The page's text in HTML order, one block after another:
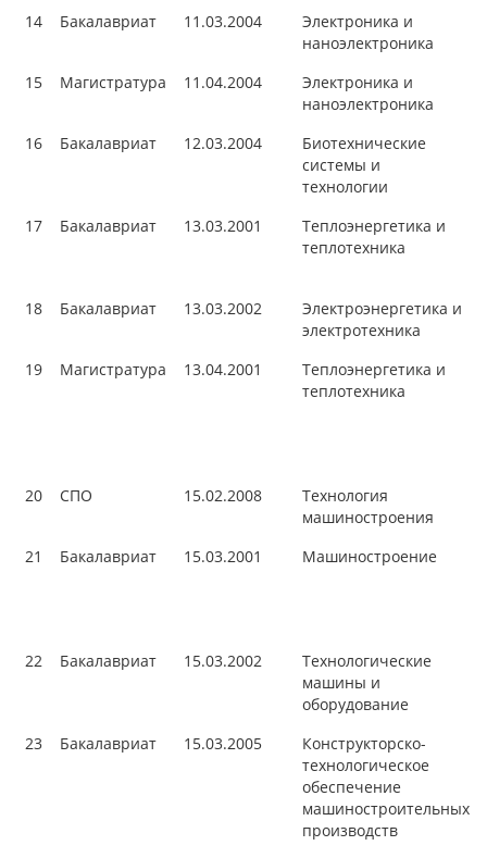
14 Бакалавриат 11.03.2004
Электроника и
наноэлектроника
15
Магистратура 11.04.2004
Электроника и
наноэлектроника
16
Бакалавриат 12.03.2004
Биотехнические
системы и
технологии
17
Бакалавриат 13.03.2001
Теплоэнергетика и
теплотехника
18 Бакалавриат 13.03.2002
Электроэнергетика и
электротехника
19
Магистратура 13.04.2001
Теплоэнергетика и
теплотехника
20 СПО 15.02.2008
Технология
машиностроения
21
Бакалавриат 15.03.2001 Машиностроение
22 Бакалавриат 15.03.2002
Технологические
машины и
оборудование
23
Бакалавриат 15.03.2005
Конструкторско-
технологическое
обеспечение
машиностроительных
производств